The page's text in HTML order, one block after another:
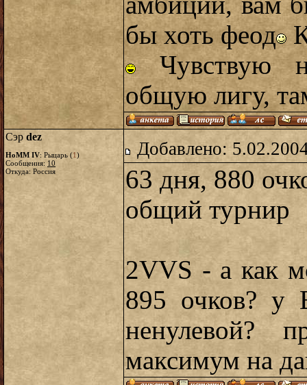
бы хоть феод
Чувствую
общую лигу,
Сэр dez
HoMM IV: Рыцарь (1)
Сообщения: 10
Откуда: Россия
Добавлено:
63 дня, 880
общий турнир
2VVS - а как
895 очков? у
ненулевой?
максимум на